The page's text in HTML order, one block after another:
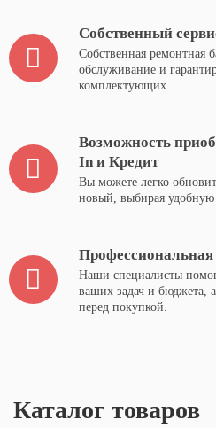
Собственный
Собственная ремонтная
обслуживание и
комплектующих.
Возможность
In и Кредит
Вы можете легко
новый, выбирая
Наши специалисты
ваших задач и бюджета,
перед покупкой.
Каталог товаров